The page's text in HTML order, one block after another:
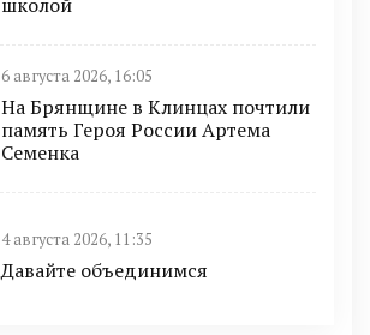
6 августа 2026, 16:05
На Брянщине в Клинцах почтили
память Героя России Артема
Семенка
4 августа 2026, 11:35
Давайте объединимся